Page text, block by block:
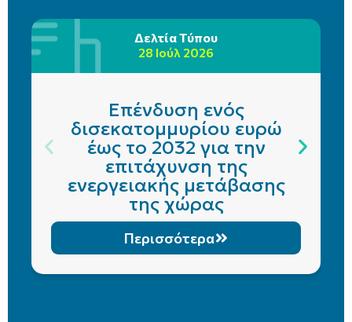
Δελτία Τύπου
28 Ιούλ 2026
Επένδυση ενός
δισεκατομμυρίου ευρώ
έως το 2032 για την
επιτάχυνση της
ενεργειακής μετάβασης
της χώρας
Περισσότερα